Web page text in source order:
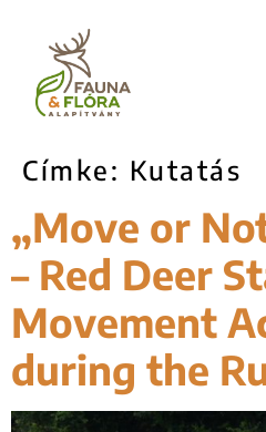
Címke: Kutatás
„Move or
– Red Deer
Movement
during the